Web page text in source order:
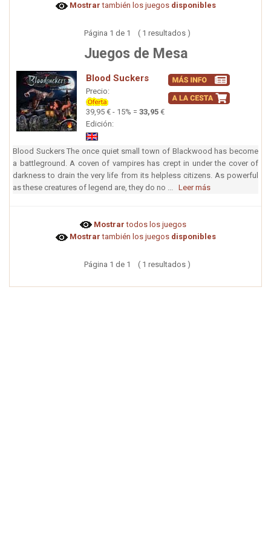
Mostrar también los juegos disponibles
Página 1 de 1 ( 1 resultados )
Juegos de Mesa
Blood Suckers
Precio:
39,95 € - 15% = 33,95 €
Edición:
Blood Suckers The once quiet small town of Blackwood has become
a battleground. A coven of vampires has crept in under the cover of
darkness to drain the very life from its helpless citizens. As powerful
as these creatures of legend are, they do no ... Leer más
Mostrar todos los juegos
Mostrar también los juegos disponibles
Página 1 de 1 ( 1 resultados )